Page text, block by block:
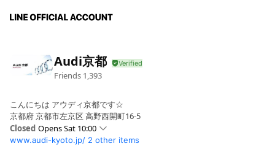
Audi京都
Friends 1,393
こんにちは アウディ京都です☆
京都府 京都市左京区 高野西開町16-5
Closed Opens Sat 10:00
Sun10:00 - 18:00
www.audi-kyoto.jp/ 2 other items